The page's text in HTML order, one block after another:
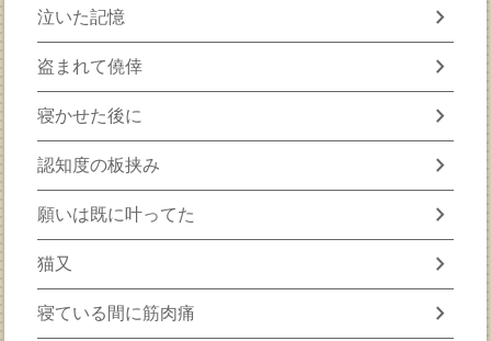
泣いた記憶 chevron_right
盗まれて僥倖 chevron_right
寝かせた後に chevron_right
認知度の板挟み chevron_right
願いは既に叶ってた chevron_right
猫又 chevron_right
寝ている間に筋肉痛 chevron_right